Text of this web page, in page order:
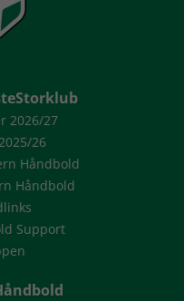
2026/27
26
Håndbold
Håndbold
Support